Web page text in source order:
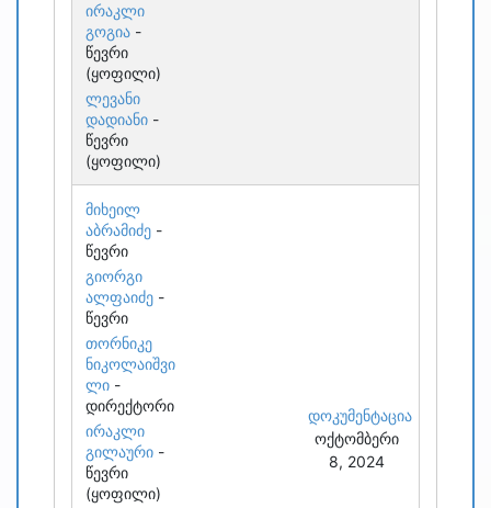
ირაკლი
გოგია -
წევრი
(ყოფილი)
ლევანი
დადიანი -
წევრი
(ყოფილი)
მიხეილ
აბრამიძე -
წევრი
გიორგი
ალფაიძე -
წევრი
თორნიკე
ნიკოლაიშვი
ლი -
დირექტორი
ირაკლი
გილაური -
წევრი
(ყოფილი)
დოკუმენტაცია
ოქტომბერი
8, 2024